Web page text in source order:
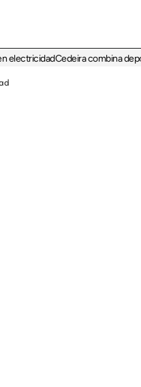
Cedeira combina deporte,